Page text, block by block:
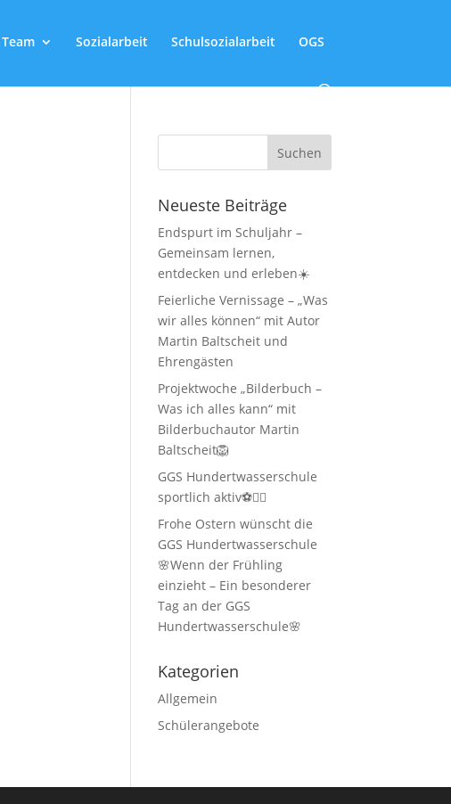
Sozialarbeit Schulsozialarbeit OGS
Neueste Beiträge
Endspurt im Schuljahr –
Gemeinsam lernen,
entdecken und erleben☀️
Feierliche Vernissage – „Was
wir alles können“ mit Autor
Martin Baltscheit und
Ehrengästen
Projektwoche „Bilderbuch –
Was ich alles kann“ mit
Bilderbuchautor Martin
Baltscheit🦁
GGS Hundertwasserschule
sportlich aktiv⚽🏃‍♂️
Frohe Ostern wünscht die
GGS Hundertwasserschule
🌸Wenn der Frühling
einzieht – Ein besonderer
Tag an der GGS
Hundertwasserschule🌸
Kategorien
Allgemein
Schülerangebote